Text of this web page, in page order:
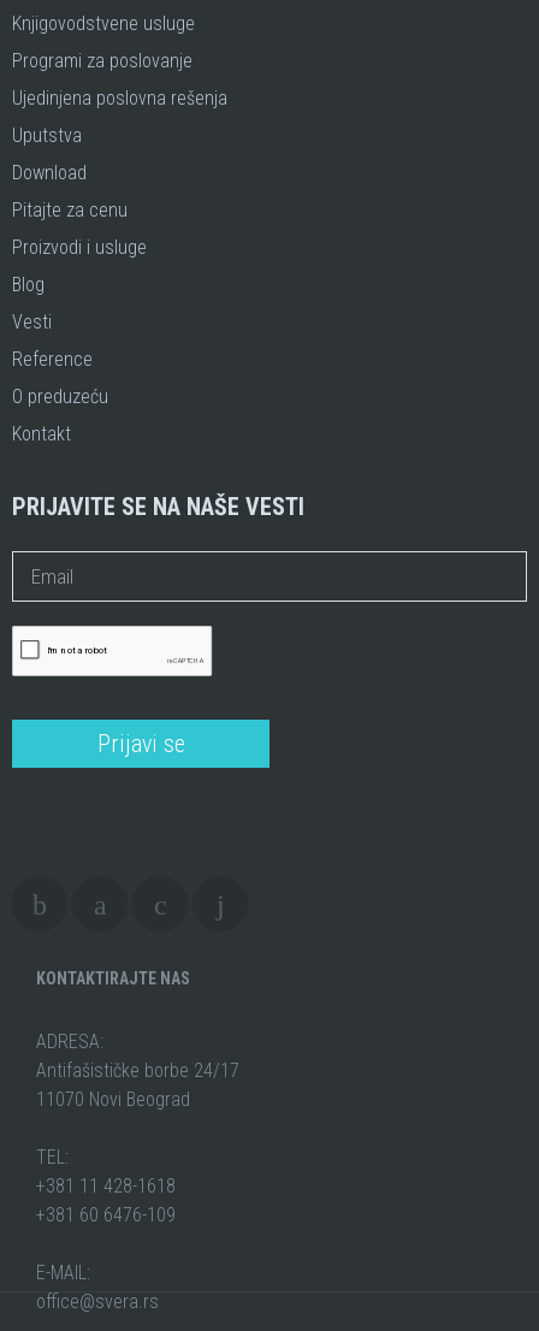
Knjigovodstvene usluge
Programi za poslovanje
Ujedinjena poslovna rešenja
Uputstva
Download
Pitajte za cenu
Proizvodi i usluge
Blog
Vesti
Reference
O preduzeću
Kontakt
PRIJAVITE SE NA NAŠE VESTI
KONTAKTIRAJTE NAS
ADRESA:
Antifašističke borbe 24/17
11070 Novi Beograd
TEL:
+381 11 428-1618
+381 60 6476-109
E-MAIL:
office@svera.rs